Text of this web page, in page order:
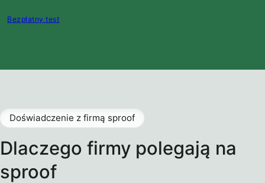
Bezpłatny test
Doświadczenie z firmą sproof
Dlaczego firmy polegają na
sproof